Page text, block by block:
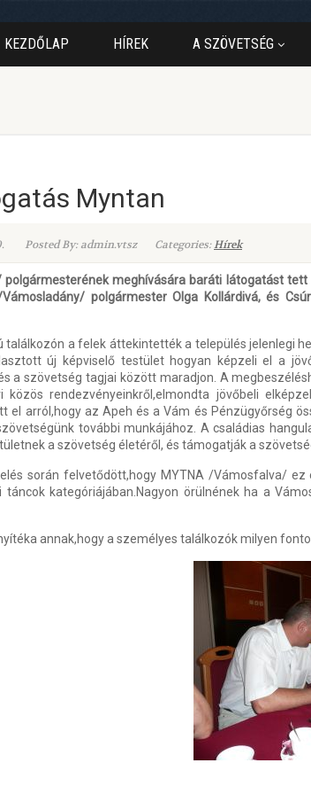
KEZDŐLAP HÍREK A SZÖVETSÉG
Myntan
Posted By: admin.vtsz Categories:Hírek
meghívására baráti látogatást
polgármester Olga Kollárdivá, és
találkozón a felek áttekintették a település jelenlegi
új képviselő testület hogyan képzeli el a
a szövetség tagjai között maradjon. A
közös rendezvényeinkről,elmondta jövőbeli
el arról,hogy az Apeh és a Vám és Pénzügyőrség
további munkájához. A családias
a szövetség életéről, és támogatják a
során felvetődött,hogy MYTNA /Vámosfalva/
táncok kategóriájában.Nagyon örülnének ha a
annak,hogy a személyes találkozók milyen